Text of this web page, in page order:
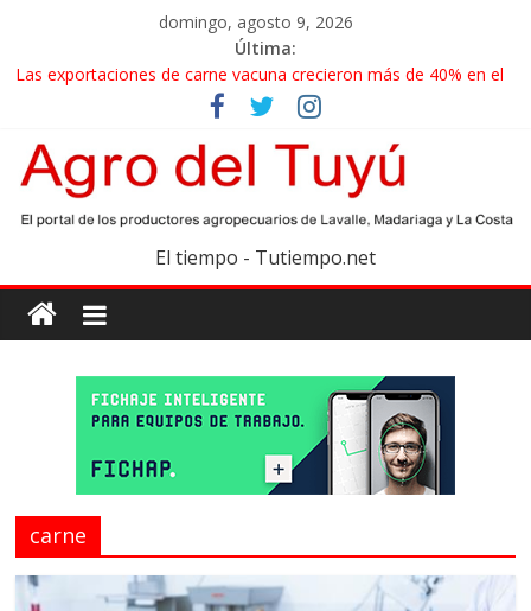
domingo, agosto 9, 2026
Última:
Maíz: estiman una cosecha récord de 71,5 millones de toneladas
Las exportaciones de carne vacuna crecieron más de 40% en el
La miel, un motor de las economías regionales que enfrenta
nuevos desafíos para exportar
El gobierno bonaerense realizará un censo para actualizar el
mapa de la producción hortiflorícola
Las exportaciones agroindustriales anotaron un récord histórico
en el primer semestre
El tiempo - Tutiempo.net
carne